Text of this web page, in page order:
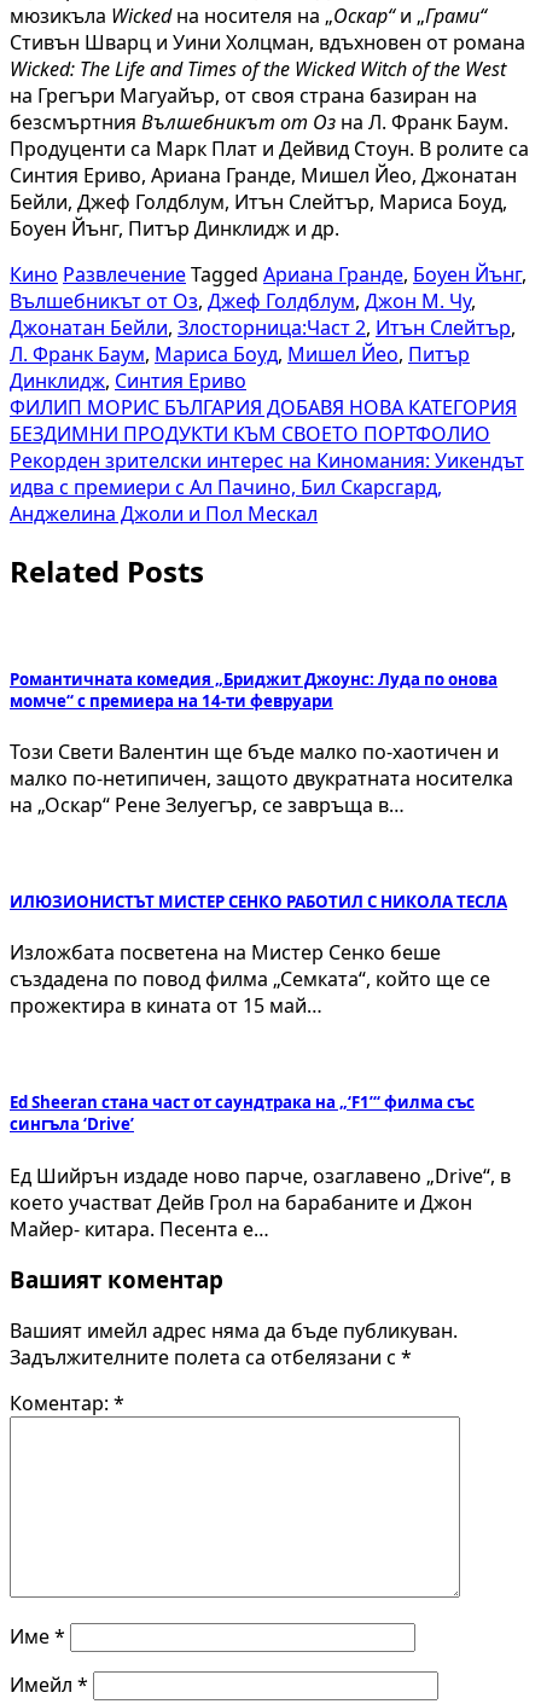
мюзикъла Wickedна носителя на „Оскар“и „Грами“
Стивън Шварц и Уини Холцман, вдъхновен от романа
Wicked: The Life and Times of the Wicked Witch of the West
на Грегъри Магуайър, от своя страна базиран на
безсмъртния Вълшебникът от Оз на Л. Франк Баум.
Продуценти са Марк Плат и Дейвид Стоун. В ролите са
Синтия Ериво, Ариана Гранде, Мишел Йео, Джонатан
Бейли, Джеф Голдблум, Итън Слейтър, Мариса Боуд,
Боуен Йънг, Питър Динклидж и др.
Кино РазвлечениеTagged Ариана Гранде, Боуен Йънг,
Вълшебникът от Оз, Джеф Голдблум, Джон М. Чу,
Джонатан Бейли, Злосторница:Част 2, Итън Слейтър,
Л. Франк Баум, Мариса Боуд, Мишел Йео, Питър
Динклидж, Синтия Ериво
Навигация
ФИЛИП МОРИС БЪЛГАРИЯ ДОБАВЯ НОВА КАТЕГОРИЯ
БЕЗДИМНИ ПРОДУКТИ КЪМ СВОЕТО ПОРТФОЛИО
Рекорден зрителски интерес на Киномания: Уикендът
идва с премиери с Ал Пачино, Бил Скарсгард,
Анджелина Джоли и Пол Мескал
Related Posts
Романтичната комедия „Бриджит Джоунс: Луда по онова
момче“ с премиера на 14-ти февруари
Този Свети Валентин ще бъде малко по-хаотичен и
малко по-нетипичен, защото двукратната носителка
на „Оскар“ Рене Зелуегър, се завръща в…
ИЛЮЗИОНИСТЪТ МИСТЕР СЕНКО РАБОТИЛ С НИКОЛА ТЕСЛА
Изложбата посветена на Мистер Сенко беше
създадена по повод филма „Семката“, който ще се
прожектира в кината от 15 май…
Ed Sheeran стана част от саундтрака на „‘F1’“ филма със
сингъла ‘Drive’
Ед Шийрън издаде ново парче, озаглавено „Drive“, в
което участват Дейв Грол на барабаните и Джон
Майер- китара. Песента е…
Вашият коментар
Вашият имейл адрес няма да бъде публикуван.
Задължителните полета са отбелязани с *
Коментар: *
Име*
Имейл *